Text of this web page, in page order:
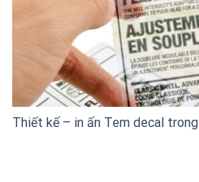
Thiết kế – in ấn Tem decal trong